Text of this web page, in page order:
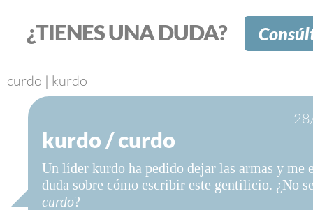
CATEGORÍAS
ESPECIALES
BLOG
NOTICIAS
SOBRE LA FUNDÉURAE
FundéuRAE es una fundación patrocinada por la
el buen uso del español en los medios de
Internet.
¿TIENES UNA DUDA?
curdo | kurdo
kurdo / curdo
Un líder kurdo ha pedido dejar las armas y me
duda sobre cómo escribir este gentilicio. ¿No
curdo?